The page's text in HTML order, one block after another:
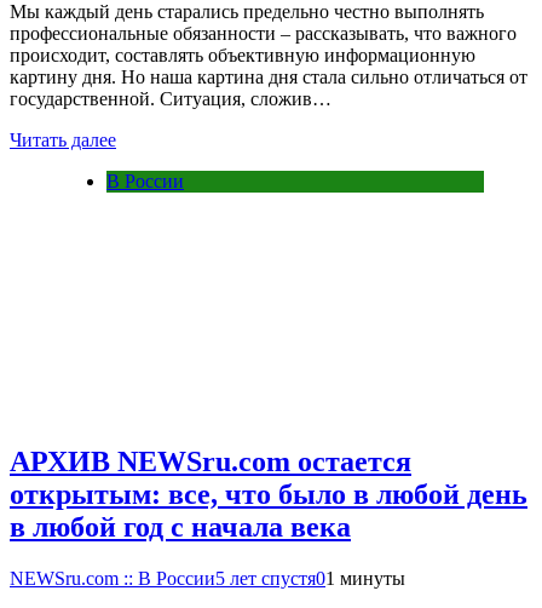
Мы каждый день старались предельно честно выполнять
профессиональные обязанности – рассказывать, что важного
происходит, составлять объективную информационную
картину дня. Но наша картина дня стала сильно отличаться от
государственной. Ситуация, сложив…
Читать далее
В России
АРХИВ NEWSru.com остается
открытым: все, что было в любой день
в любой год с начала века
NEWSru.com :: В России5 лет спустя01 минуты